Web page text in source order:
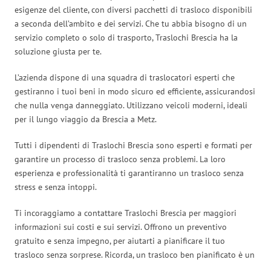
esigenze del cliente, con diversi pacchetti di trasloco disponibili
a seconda dell’ambito e dei servizi. Che tu abbia bisogno di un
servizio completo o solo di trasporto, Traslochi Brescia ha la
soluzione giusta per te.
L’azienda dispone di una squadra di traslocatori esperti che
gestiranno i tuoi beni in modo sicuro ed efficiente, assicurandosi
che nulla venga danneggiato. Utilizzano veicoli moderni, ideali
per il lungo viaggio da Brescia a Metz.
Tutti i dipendenti di Traslochi Brescia sono esperti e formati per
garantire un processo di trasloco senza problemi. La loro
esperienza e professionalità ti garantiranno un trasloco senza
stress e senza intoppi.
Ti incoraggiamo a contattare Traslochi Brescia per maggiori
informazioni sui costi e sui servizi. Offrono un preventivo
gratuito e senza impegno, per aiutarti a pianificare il tuo
trasloco senza sorprese. Ricorda, un trasloco ben pianificato è un